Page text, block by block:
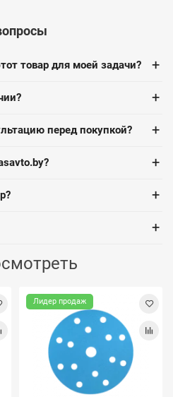
товар для моей задачи? +
+
перед покупкой? +
+
+
+
Лидер продаж